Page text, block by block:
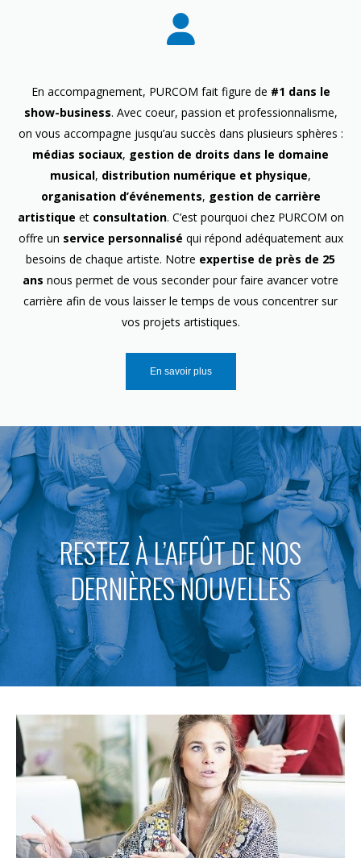
En accompagnement, PURCOM fait figure de #1 dans le
show-business. Avec coeur, passion et professionnalisme,
on vous accompagne jusqu’au succès dans plusieurs sphères :
médias sociaux, gestion de droits dans le domaine
musical, distribution numérique et physique,
organisation d’événements, gestion de carrière
artistique etconsultation. C’est pourquoi chez PURCOM on
offre un service personnalisé qui répond adéquatement aux
besoins de chaque artiste. Notre expertise de près de 25
ans nous permet de vous seconder pour faire avancer votre
carrière afin de vous laisser le temps de vous concentrer sur
vos projets artistiques.
En savoir plus
RESTEZ À L’AFFÛT DE NOS
DERNIÈRES NOUVELLES